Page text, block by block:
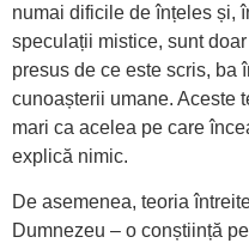
numai dificile de înțeles și,
speculații mistice, sunt
presus de ce este scris,
cunoașterii umane. Aceste
mari ca acelea pe care
explică nimic.
De asemenea, teoria
Dumnezeu – o conștiință